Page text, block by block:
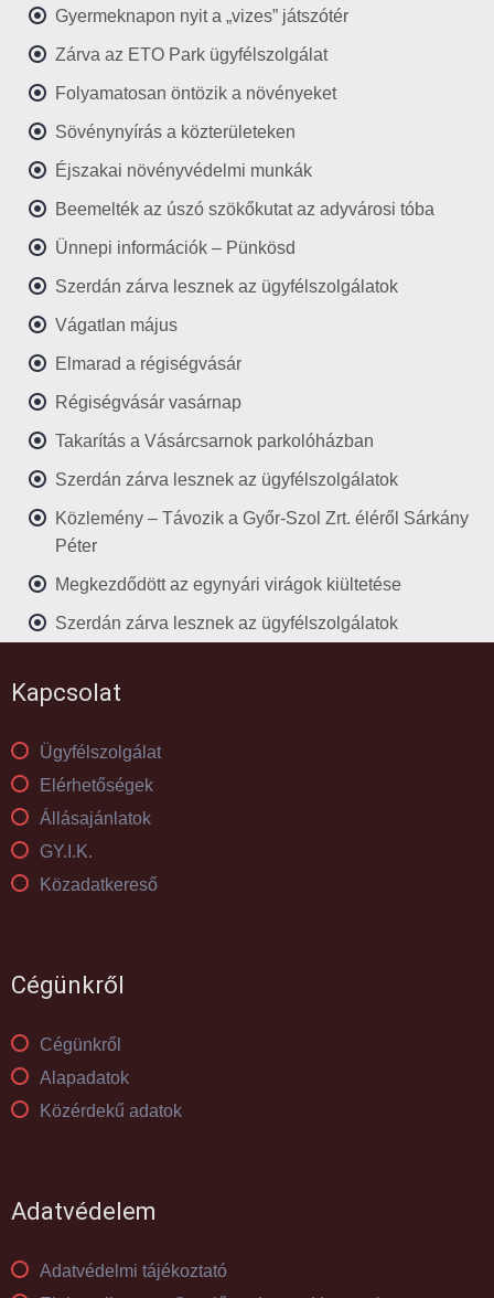
Gyermeknapon nyit a „vizes” játszótér
Zárva az ETO Park ügyfélszolgálat
Folyamatosan öntözik a növényeket
Sövénynyírás a közterületeken
Éjszakai növényvédelmi munkák
Beemelték az úszó szökőkutat az adyvárosi tóba
Ünnepi információk – Pünkösd
Szerdán zárva lesznek az ügyfélszolgálatok
Vágatlan május
Elmarad a régiségvásár
Régiségvásár vasárnap
Takarítás a Vásárcsarnok parkolóházban
Szerdán zárva lesznek az ügyfélszolgálatok
Közlemény – Távozik a Győr-Szol Zrt. éléről Sárkány
Péter
Megkezdődött az egynyári virágok kiültetése
Szerdán zárva lesznek az ügyfélszolgálatok
Kapcsolat
Ügyfélszolgálat
Elérhetőségek
Állásajánlatok
GY.I.K.
Közadatkereső
Cégünkről
Cégünkről
Alapadatok
Közérdekű adatok
Adatvédelem
Adatvédelmi tájékoztató